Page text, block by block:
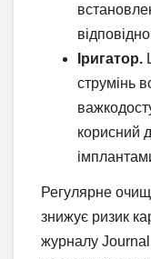
Іригатор.
струмінь
корисний
Регулярне
знижує ризик
журналу